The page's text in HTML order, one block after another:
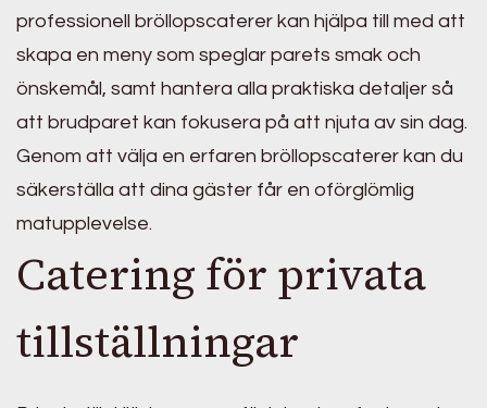
professionell bröllopscaterer kan hjälpa till med att
skapa en meny som speglar parets smak och
önskemål, samt hantera alla praktiska detaljer så
att brudparet kan fokusera på att njuta av sin dag.
Genom att välja en erfaren bröllopscaterer kan du
säkerställa att dina gäster får en oförglömlig
matupplevelse.
Catering för privata
tillställningar